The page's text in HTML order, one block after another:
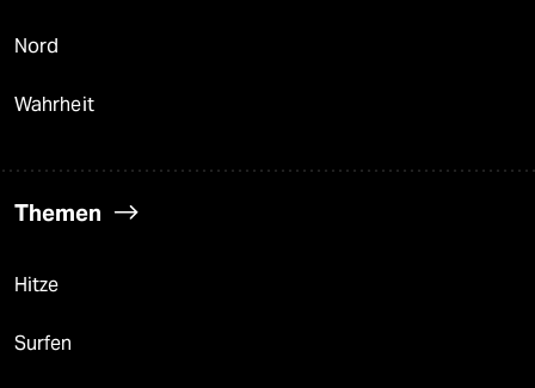
Nord
Wahrheit
Themen
Hitze
Surfen